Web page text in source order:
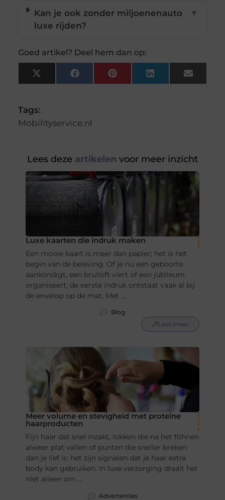
Kan je ook zonder miljoenenauto
luxe rijden?
▼
Goed artikel? Deel hem dan op:
X
(Twitter)
FacebookPinterestLinkedInEmail
Tags:
Mobilityservice.nl
Lees deze artikelen voor meer inzicht
Luxe kaarten die indruk maken
Een mooie kaart is meer dan papier; het is het
begin van de beleving. Of je nu een geboorte
aankondigt, een bruiloft viert of een jubileum
organiseert, de eerste indruk ontstaat vaak al bij
de envelop op de mat. Met ...
Blog
Lees meer
Meer volume en stevigheid met proteïne
haarproducten
Fijn haar dat snel inzakt, lokken die na het föhnen
alweer plat vallen of punten die sneller breken
dan je lief is: het zijn signalen dat je haar extra
body kan gebruiken. In luxe verzorging draait het
niet alleen om ...
Advertenties